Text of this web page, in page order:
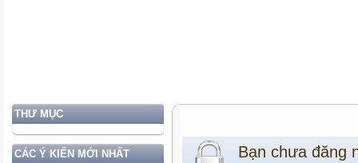
THƯ MỤC
CÁC Ý KIẾN MỚI NHẤT Bạn chưa đăng